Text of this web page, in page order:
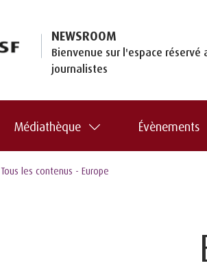
NEWSROOM
Bienvenue sur l'espace réservé
journalistes
Médiathèque Évènements
Tous les contenus - Europe